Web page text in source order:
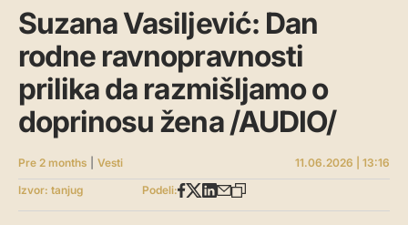
Suzana Vasiljević: Dan
rodne ravnopravnosti
prilika da razmišljamo o
doprinosu žena /AUDIO/
Pre 2 months Vesti
11.06.2026 | 13:16
Izvor: tanjug
Podeli: